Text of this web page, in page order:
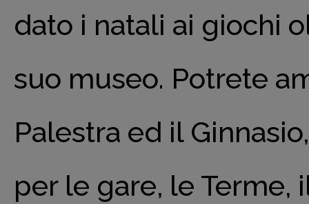
dato i natali ai giochi
suo museo. Potrete
Palestra ed il
per le gare, le Terme,